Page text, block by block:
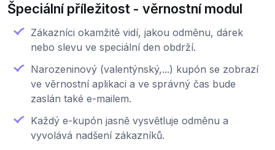
Špeciální příležitost - věrnostní modul
Zákazníci okamžitě vidí, jakou odměnu, dárek
nebo slevu ve speciální den obdrží.
Narozeninový (valentýnský,...) kupón se zobrazí
ve věrnostní aplikaci a ve správný čas bude
zaslán také e-mailem.
Každý e-kupón jasně vysvětluje odměnu a
vyvolává nadšení zákazníků.